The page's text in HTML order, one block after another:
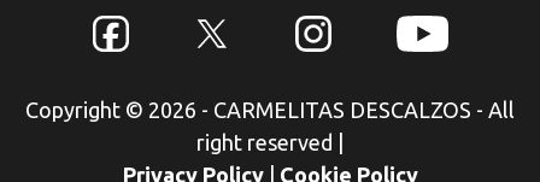
Copyright © 2026 - CARMELITAS DESCALZOS - All
right reserved
Privacy Policy
Cookie Policy